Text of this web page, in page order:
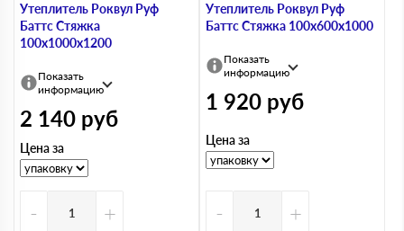
Утеплитель Роквул Руф
Баттс Стяжка
100х1000х1200
Показать
информацию
2 140 руб
Цена за
- +
Утеплитель Роквул Руф
Баттс Стяжка 100х600х1000
Показать
информацию
1 920 руб
Цена за
- +